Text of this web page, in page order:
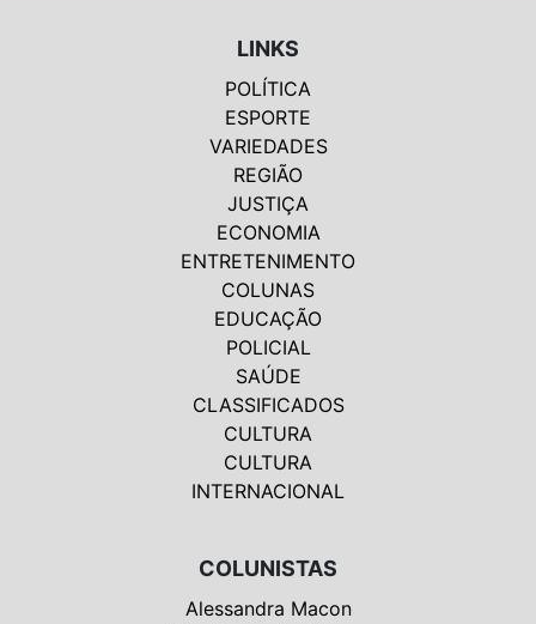
LINKS
POLÍTICA
ESPORTE
VARIEDADES
REGIÃO
JUSTIÇA
ECONOMIA
ENTRETENIMENTO
COLUNAS
EDUCAÇÃO
POLICIAL
SAÚDE
CLASSIFICADOS
CULTURA
CULTURA
INTERNACIONAL
COLUNISTAS
Alessandra Macon